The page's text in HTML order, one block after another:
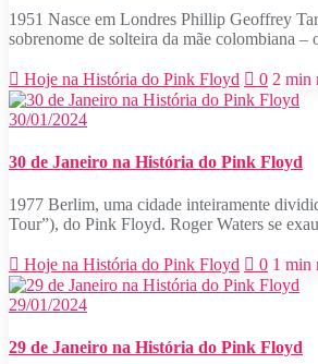
1951 Nasce em Londres Phillip Geoffrey
sobrenome de solteira da mãe colombiana
Hoje na História do Pink Floyd 0 2 min
30/01/2024
30 de Janeiro na História do Pink Floyd
1977 Berlim, uma cidade inteiramente
Tour”), do Pink Floyd. Roger Waters se
Hoje na História do Pink Floyd 0 1 min
29/01/2024
29 de Janeiro na História do Pink Floyd